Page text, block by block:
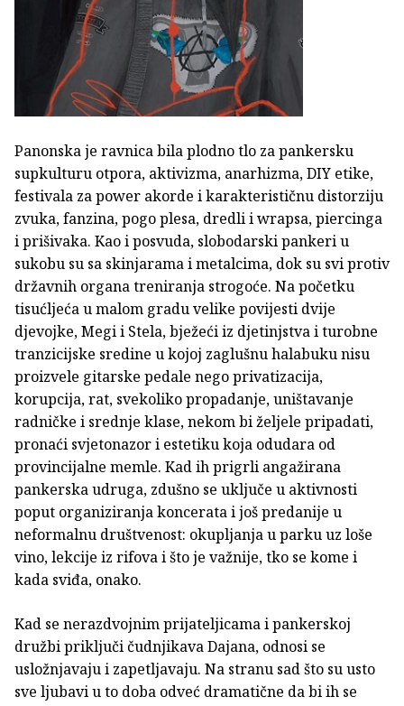
Panonska je ravnica bila plodno tlo za pankersku
supkulturu otpora, aktivizma, anarhizma, DIY etike,
festivala za power akorde i karakterističnu distorziju
zvuka, fanzina, pogo plesa, dredli i wrapsa, piercinga
i prišivaka. Kao i posvuda, slobodarski pankeri u
sukobu su sa skinjarama i metalcima, dok su svi protiv
državnih organa treniranja strogoće. Na početku
tisućljeća u malom gradu velike povijesti dvije
djevojke, Megi i Stela, bježeći iz djetinjstva i turobne
tranzicijske sredine u kojoj zaglušnu halabuku nisu
proizvele gitarske pedale nego privatizacija,
korupcija, rat, svekoliko propadanje, uništavanje
radničke i srednje klase, nekom bi željele pripadati,
pronaći svjetonazor i estetiku koja odudara od
provincijalne memle. Kad ih prigrli angažirana
pankerska udruga, zdušno se uključe u aktivnosti
poput organiziranja koncerata i još predanije u
neformalnu društvenost: okupljanja u parku uz loše
vino, lekcije iz rifova i što je važnije, tko se kome i
kada sviđa, onako.
Kad se nerazdvojnim prijateljicama i pankerskoj
družbi priključi čudnjikava Dajana, odnosi se
usložnjavaju i zapetljavaju. Na stranu sad što su usto
sve ljubavi u to doba odveć dramatične da bi ih se